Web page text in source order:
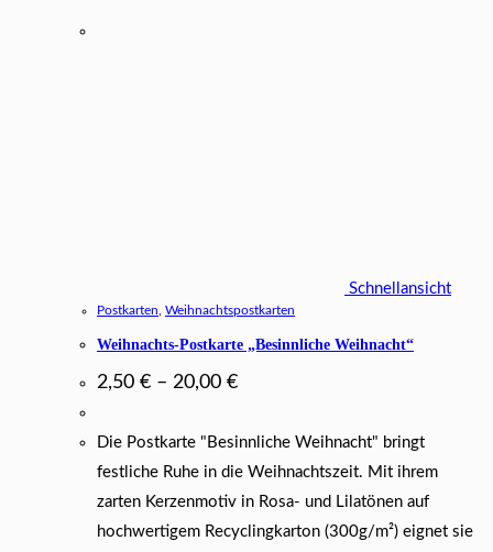
Schnellansicht
Postkarten Weihnachtspostkarten
Weihnachts-Postkarte „Besinnliche Weihnacht“
2,50 € – 20,00 €
Die Postkarte "Besinnliche Weihnacht" bringt
festliche Ruhe in die Weihnachtszeit. Mit ihrem
zarten Kerzenmotiv in Rosa- und Lilatönen auf
hochwertigem Recyclingkarton (300g/m²) eignet sie